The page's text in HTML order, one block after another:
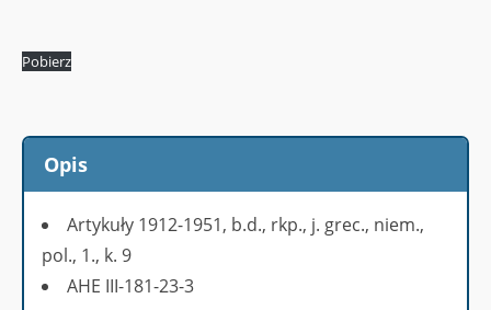
Pobierz
Opis
Artykuły 1912-1951, b.d., rkp., j. grec., niem.,
pol., 1., k. 9
AHE III-181-23-3